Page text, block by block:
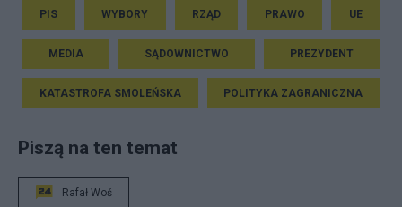
PIS WYBORY RZĄD PRAWO UE
MEDIA SĄDOWNICTWO PREZYDENT
KATASTROFA SMOLEŃSKA POLITYKA ZAGRANICZNA
Piszą na ten temat
Rafał Woś